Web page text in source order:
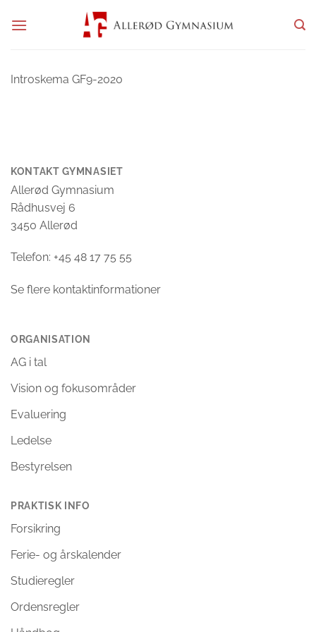
Introskema GF9-2020
KONTAKT GYMNASIET
Allerød Gymnasium
Rådhusvej 6
3450 Allerød
Telefon: +45 48 17 75 55
Se flere kontaktinformationer
ORGANISATION
AG i tal
Vision og fokusområder
Evaluering
Ledelse
Bestyrelsen
PRAKTISK INFO
Forsikring
Ferie- og årskalender
Studieregler
Ordensregler